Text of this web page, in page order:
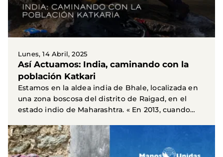
Lunes, 14 Abril, 2025
Así Actuamos: India, caminando con la
población Katkari
Estamos en la aldea india de Bhale, localizada en
una zona boscosa del distrito de Raigad, en el
estado indio de Maharashtra. « En 2013, cuando